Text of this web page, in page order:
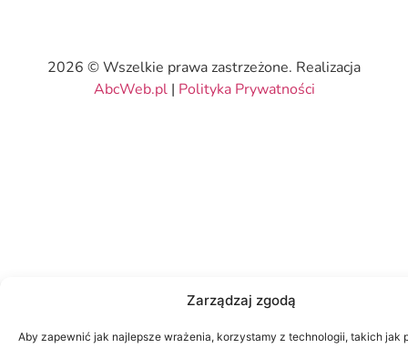
Zarządzaj zgodą
Aby zapewnić jak najlepsze wrażenia, korzystamy z technologii, takich jak
2026 © Wszelkie prawa zastrzeżone. Realizacja
AbcWeb.pl| Polityka Prywatności